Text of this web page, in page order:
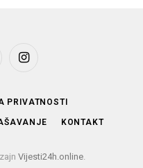
Instagram
PRIVATNOSTI
KONTAKT
Vijesti24h.online.